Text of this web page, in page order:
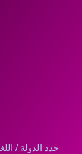
حدد الدولة / اللغة